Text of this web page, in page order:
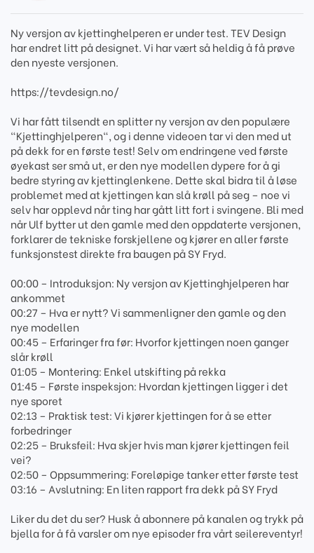
Ny versjon av kjettinghelperen er under test. TEV Design
har endret litt på designet. Vi har vært så heldig å få prøve
den nyeste versjonen.
https://tevdesign.no/
Vi har fått tilsendt en splitter ny versjon av den populære
"Kjettinghjelperen", og i denne videoen tar vi den med ut
på dekk for en første test! Selv om endringene ved første
øyekast ser små ut, er den nye modellen dypere for å gi
bedre styring av kjettinglenkene. Dette skal bidra til å løse
problemet med at kjettingen kan slå krøll på seg – noe vi
selv har opplevd når ting har gått litt fort i svingene. Bli med
når Ulf bytter ut den gamle med den oppdaterte versjonen,
forklarer de tekniske forskjellene og kjører en aller første
funksjonstest direkte fra baugen på SY Fryd.
00:00 – Introduksjon: Ny versjon av Kjettinghjelperen har
ankommet
00:27 – Hva er nytt? Vi sammenligner den gamle og den
nye modellen
00:45 – Erfaringer fra før: Hvorfor kjettingen noen ganger
slår krøll
01:05 – Montering: Enkel utskifting på rekka
01:45 – Første inspeksjon: Hvordan kjettingen ligger i det
nye sporet
02:13 – Praktisk test: Vi kjører kjettingen for å se etter
forbedringer
02:25 – Bruksfeil: Hva skjer hvis man kjører kjettingen feil
vei?
02:50 – Oppsummering: Foreløpige tanker etter første test
03:16 – Avslutning: En liten rapport fra dekk på SY Fryd
Liker du det du ser? Husk å abonnere på kanalen og trykk på
bjella for å få varsler om nye episoder fra vårt seilereventyr!